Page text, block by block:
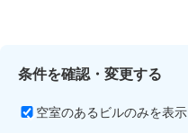
条件を確認・変更する
空室のあるビルのみを表示